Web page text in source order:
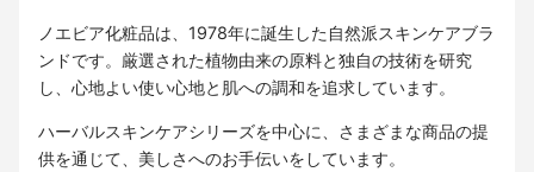
ノエビア化粧品は、1978年に誕生した自然派スキンケアブラ
ンドです。厳選された植物由来の原料と独自の技術を研究
し、心地よい使い心地と肌への調和を追求しています。
ハーバルスキンケアシリーズを中心に、さまざまな商品の提
供を通じて、美しさへのお手伝いをしています。